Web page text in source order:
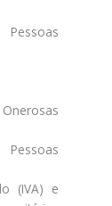
(IVA) e